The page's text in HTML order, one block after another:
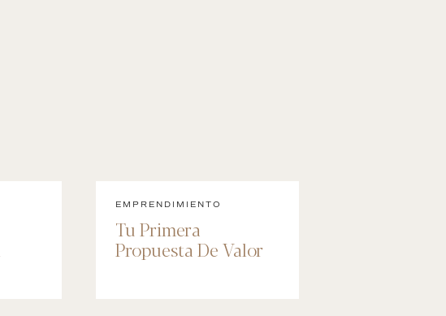
EMPRENDIMIENTO
Tu Primera
Propuesta De Valor